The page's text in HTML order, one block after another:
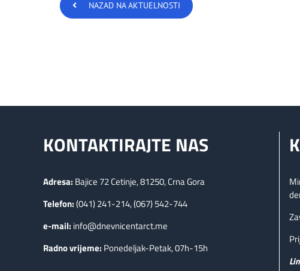
NAZAD NA AKTUELNOSTI
KONTAKTIRAJTE NAS
Adresa: Bajice 72 Cetinje, 81250, Crna Gora
Telefon:(041) 241-214, (067) 542-744
e-mail: info@dnevnicentarct.me
Radno vrijeme: Ponedeljak-Petak, 07h-15h